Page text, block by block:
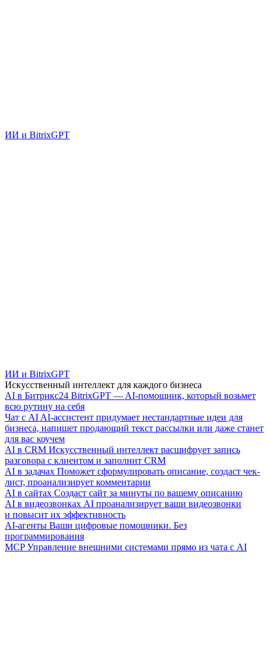
ИИ и BitrixGPT
ИИ и BitrixGPT
Искусственный интеллект для каждого бизнеса
AI в Битрикс24 BitrixGPT — AI-помощник, который возьмет
всю рутину на себя
Чат с AI AI-ассистент придумает нестандартные идеи для
бизнеса, напишет продающий текст рассылки или даже станет
для вас коучем
AI в CRM Искусственный интеллект расшифрует запись
разговора с клиентом и заполнит CRM
AI в задачах Поможет сформулировать описание, создаст чек-
лист, проанализирует комментарии
AI в сайтах Создаст сайт за минуты по вашему описанию
AI в видеозвонках AI проанализирует ваши видеозвонки
и повысит их эффективность
AI-агенты Ваши цифровые помощники. Без
программирования
MCP Управление внешними системами прямо из чата с AI